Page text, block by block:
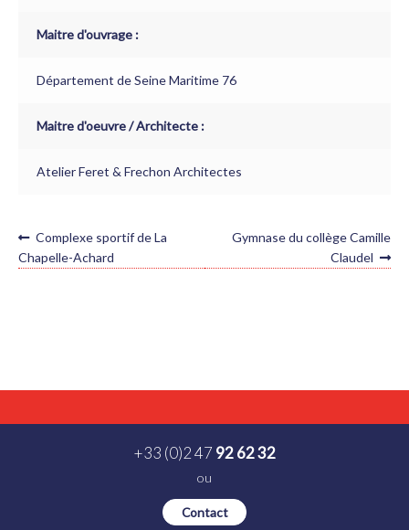
Maitre d'ouvrage :
Département de Seine Maritime 76
Maitre d'oeuvre / Architecte :
Atelier Feret & Frechon Architectes
NAVIGATION
DE
Article
précédent :
Complexe sportif de La
Chapelle-Achard
Article
Gymnase du collège Camille
Claudel
+33 (0)2 47 92 62 32
ou
Contact